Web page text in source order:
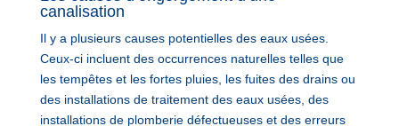
canalisation
Il y a plusieurs causes potentielles des eaux usées.
Ceux-ci incluent des occurrences naturelles telles que
les tempêtes et les fortes pluies, les fuites des drains ou
des installations de traitement des eaux usées, des
installations de plomberie défectueuses et des erreurs